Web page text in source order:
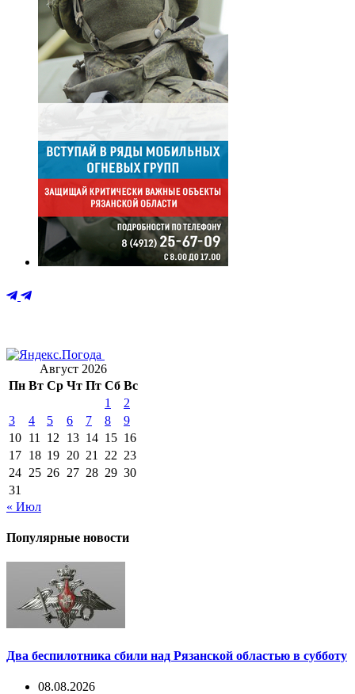
Август 2026
Пн Вт Ср Чт Пт Сб Вс
1
2
3
4 5 6 7 8
9
10 11 12 13 14 15 16
17 18 19 20 21 22 23
24 25 26 27 28 29 30
31
« Июл
Популярные новости
Два беспилотника сбили над Рязанской областью в субботу
08.08.2026